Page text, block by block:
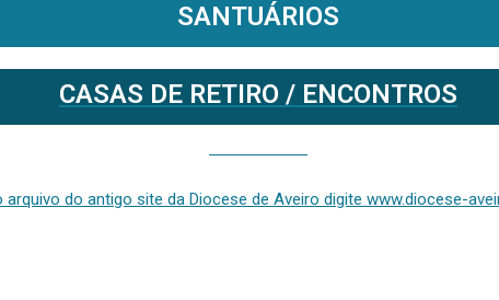
SANTUÁRIOS
CASAS DE RETIRO / ENCONTROS
arquivo do antigo site da Diocese de Aveiro digite www.diocese-